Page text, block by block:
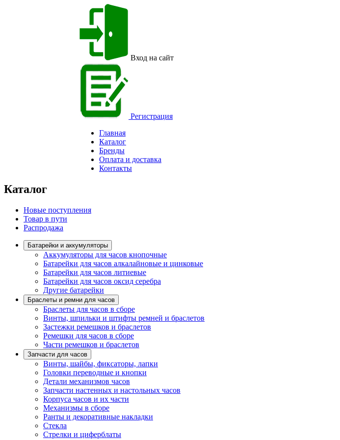
Вход на сайт
Регистрация
Главная
Каталог
Бренды
Оплата и доставка
Контакты
Каталог
Новые поступления
Товар в пути
Распродажа
Батарейки и аккумуляторы
Аккумуляторы для часов кнопочные
Батарейки для часов алкалайновые и цинковые
Батарейки для часов литиевые
Батарейки для часов оксид серебра
Другие батарейки
Браслеты и ремни для часов
Браслеты для часов в сборе
Винты, шпильки и штифты ремней и браслетов
Застежки ремешков и браслетов
Ремешки для часов в сборе
Части ремешков и браслетов
Запчасти для часов
Винты, шайбы, фиксаторы, лапки
Головки переводные и кнопки
Детали механизмов часов
Запчасти настенных и настольных часов
Корпуса часов и их части
Механизмы в сборе
Ранты и декоративные накладки
Стекла
Стрелки и циферблаты